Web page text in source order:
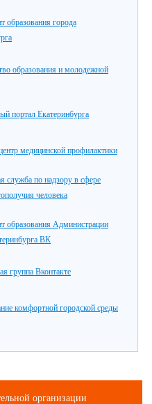
образования города
образования и молодежной
портал Екатеринбурга
медицинской профилактики
служба по надзору в сфере
человека
образования Администрации
ВК
группа Вконтакте
комфортной городской среды
организации